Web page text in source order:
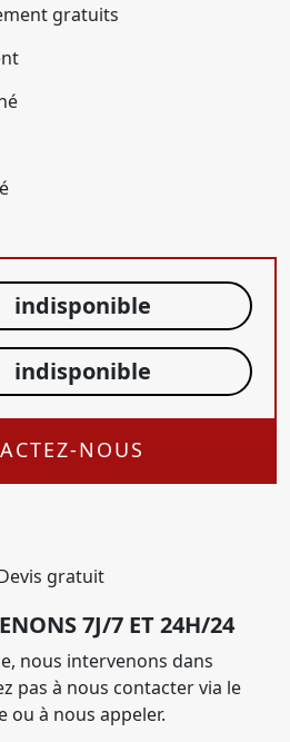
gratuits
indisponible
indisponible
NOUS
7J/7 ET 24H/24
nous intervenons dans
pas à nous contacter via le
ou à nous appeler.